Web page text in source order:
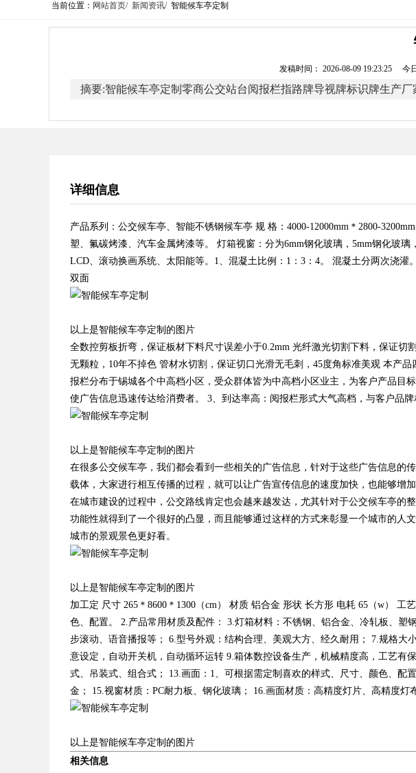
当前位置： 网站首页/ 新闻资讯/ 智能候车亭定制
发稿时间： 2026-08-09 19:23:25 今
摘要:智能候车亭定制零商公交站台阅报栏指路牌导视牌标识牌生产
详细信息
产品系列：公交候车亭、智能不锈钢候车亭 规 格：4000-12000mm＊2800-
塑、氟碳烤漆、汽车金属烤漆等。 灯箱视窗：分为6mm钢化玻璃，5mm钢化玻
LCD、滚动换画系统、太阳能等。1、混凝土比例：1：3：4。 混凝土分两次浇灌
双面
以上是智能候车亭定制的图片
全数控剪板折弯，保证板材下料尺寸误差小于0.2mm 光纤激光切割下料，保证
无颗粒，10年不掉色 管材水切割，保证切口光滑无毛刺，45度角标准美观 本产
报栏分布于锡城各个中高档小区，受众群体皆为中高档小区业主，为客户产品目
使广告信息迅速传达给消费者。 3、到达率高：阅报栏形式大气高档，与客户品
以上是智能候车亭定制的图片
在很多公交候车亭，我们都会看到一些相关的广告信息，针对于这些广告信息的
载体，大家进行相互传播的过程，就可以让广告宣传信息的速度加快，也能够增
在城市建设的过程中，公交路线肯定也会越来越发达，尤其针对于公交候车亭
功能性就得到了一个很好的凸显，而且能够通过这样的方式来彰显一个城市的人
城市的景观景色更好看。
以上是智能候车亭定制的图片
加工定 尺寸 265＊8600＊1300（cm） 材质 铝合金 形状 长方形 电耗 65（w）
色、配置。 2.产品常用材质及配件： 3.灯箱材料：不锈钢、铝合金、冷轧板、
步滚动、语音播报等； 6.型号外观：结构合理、美观大方、经久耐用； 7.规格
意设定，自动开关机，自动循环运转 9.箱体数控设备生产，机械精度高，工艺有
式、吊装式、组合式； 13.画面：1、可根据需定制喜欢的样式、尺寸、颜色、
金； 15.视窗材质：PC耐力板、钢化玻璃； 16.画面材质：高精度灯片、高精度灯
以上是智能候车亭定制的图片
相关信息